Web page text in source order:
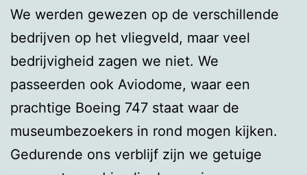
We werden gewezen op de verschillende
bedrijven op het vliegveld, maar veel
bedrijvigheid zagen we niet. We
passeerden ook Aviodome, waar een
prachtige Boeing 747 staat waar de
museumbezoekers in rond mogen kijken.
Gedurende ons verblijf zijn we getuige